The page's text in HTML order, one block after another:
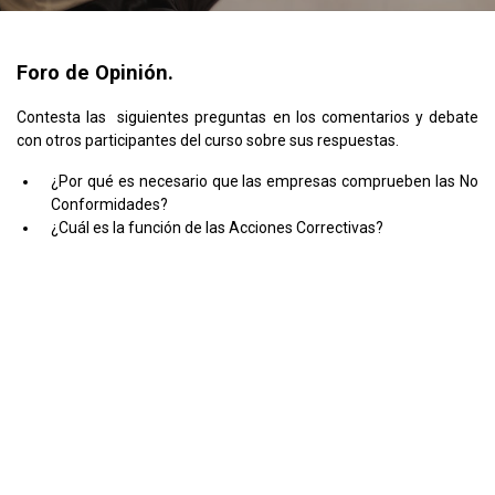
Foro de Opinión.
Contesta las siguientes preguntas en los comentarios y debate
con otros participantes del curso sobre sus respuestas.
¿Por qué es necesario que las empresas comprueben las No
Conformidades?
¿Cuál es la función de las Acciones Correctivas?